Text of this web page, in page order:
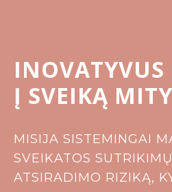
INOVATYVUS
Į SVEIKĄ
MISIJA SISTEMINGAI
SVEIKATOS
ATSIRADIMO RIZIKĄ,